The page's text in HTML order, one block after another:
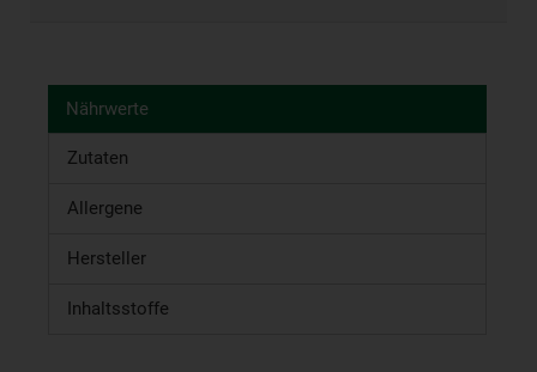
Nährwerte
Zutaten
Allergene
Hersteller
Inhaltsstoffe